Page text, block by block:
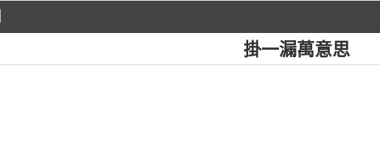
掛一漏萬意思